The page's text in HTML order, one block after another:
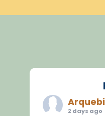
2 days ago